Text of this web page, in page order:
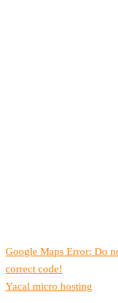
Google Maps Error: Do
correct code!
Yacal micro hosting